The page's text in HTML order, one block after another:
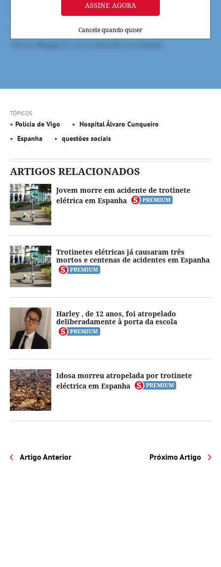
ASSINE AGORA
Cancele quando quiser
TÓPICOS
Polícia de Vigo
Hospital Álvaro Cunqueiro
Espanha
questões sociais
ARTIGOS RELACIONADOS
Jovem morre em acidente de trotinete
elétrica em Espanha
Trotinetes elétricas já causaram três
mortos e centenas de acidentes em Espanha
Harley , de 12 anos, foi atropelado
deliberadamente à porta da escola
Idosa morreu atropelada por trotinete
eléctrica em Espanha
Artigo Anterior Próximo Artigo